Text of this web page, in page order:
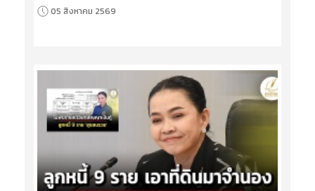
05 สิงหาคม 2569